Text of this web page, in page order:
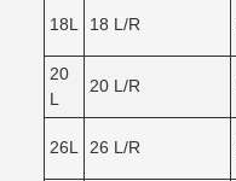
18L 18 L/R
20
L
20 L/R
26L 26 L/R